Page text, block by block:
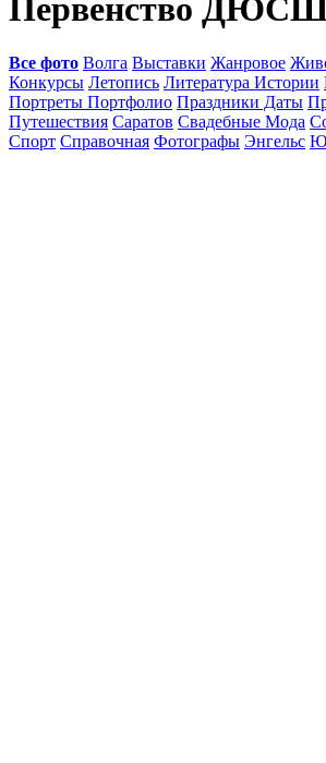
Первенство
Все фото Волга Выставки Жанровое
Конкурсы Летопись Литература Истории
Портреты Портфолио Праздники Даты
Путешествия Саратов Свадебные Мода
Спорт Справочная Фотографы Энгельс